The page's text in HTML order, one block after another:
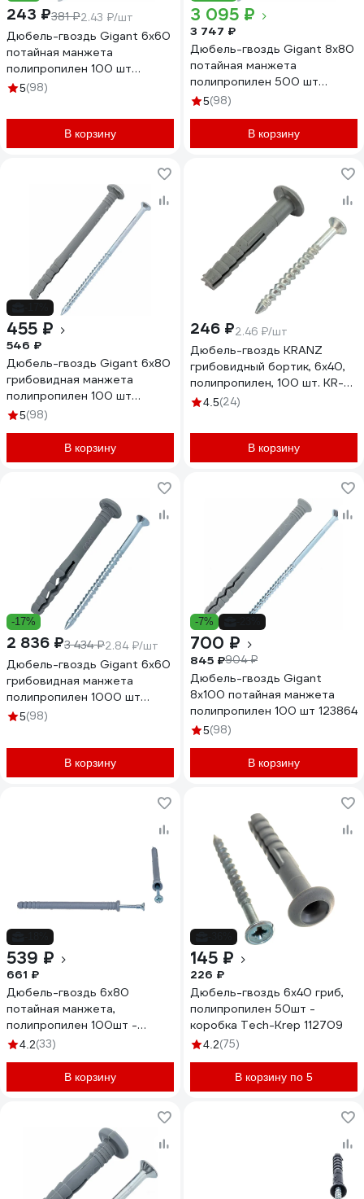
243 ₽381 ₽2.43 ₽/шт
Дюбель-гвоздь Gigant 6x60
потайная манжета
полипропилен 100 шт
123855
5(98)
В корзину
3 095 ₽
3 747 ₽
Дюбель-гвоздь Gigant 8x80
потайная манжета
полипропилен 500 шт
123860
5(98)
В корзину
455 ₽
546 ₽
Дюбель-гвоздь Gigant 6x80
грибовидная манжета
полипропилен 100 шт
123865
5(98)
В корзину
246 ₽2.46 ₽/шт
Дюбель-гвоздь KRANZ
грибовидный бортик, 6x40,
полипропилен, 100 шт. KR-
02-3621-001
4.5(24)
В корзину
-17%
2 836 ₽3 434 ₽2.84 ₽/шт
Дюбель-гвоздь Gigant 6x60
грибовидная манжета
полипропилен 1000 шт
123857
5(98)
В корзину
-7%
700 ₽
845 ₽904 ₽
Дюбель-гвоздь Gigant
8x100 потайная манжета
полипропилен 100 шт 123864
5(98)
В корзину
539 ₽
661 ₽
Дюбель-гвоздь 6х80
потайная манжета,
полипропилен 100шт -
ведро Tech-Krep 103184
4.2(33)
В корзину
145 ₽
226 ₽
Дюбель-гвоздь 6х40 гриб,
полипропилен 50шт -
коробка Tech-Krep 112709
4.2(75)
В корзину по 5